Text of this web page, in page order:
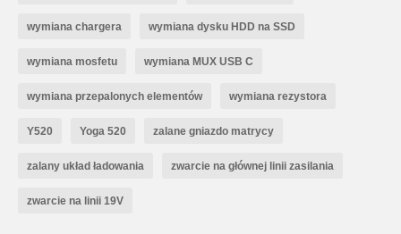
wymiana chargera wymiana dysku HDD na SSD
wymiana mosfetu wymiana MUX USB C
wymiana przepalonych elementów wymiana rezystora
Y520 Yoga 520 zalane gniazdo matrycy
zalany układ ładowania zwarcie na głównej linii zasilania
zwarcie na linii 19V